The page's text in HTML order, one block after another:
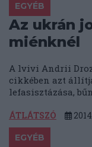
EGYÉB
Az ukrán
miénknél
A lvivi Andrii
cikkében azt
lefasisztázása,
ÁTLÁTSZÓ
EGYÉB